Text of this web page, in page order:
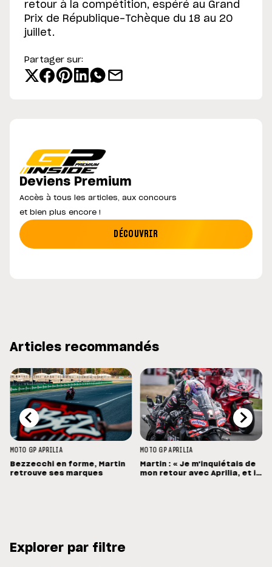
retour à la compétition, espéré au Grand
Prix de République-Tchèque du 18 au 20
juillet.
Partager sur:
Deviens Premium
Accès à tous les articles, aux concours
et bien plus encore !
DÉCOUVRIR
Articles recommandés
MOTO GP APRILIA
Bezzecchi en forme, Martin
retrouve ses marques
MOTO GP APRILIA
Martin : « Je m'inquiétais de
mon retour avec Aprilia, et il
Explorer par filtre